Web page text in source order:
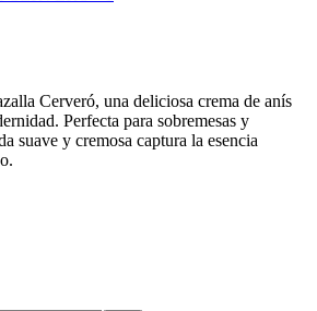
Cerveró, una deliciosa crema de anís
Perfecta para sobremesas y
suave y cremosa captura la esencia